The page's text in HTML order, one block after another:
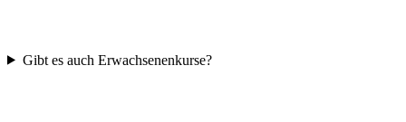
Gibt es auch Erwachsenenkurse?